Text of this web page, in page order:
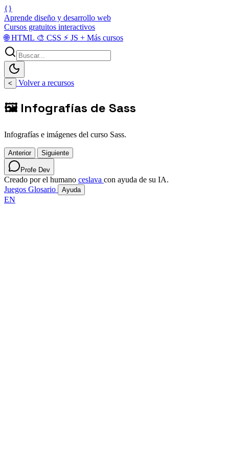
{}
Aprende diseño y desarrollo web
Cursos gratuitos interactivos
🌐HTML 🎨 CSS ⚡ JS + Más cursos
< Volver a recursos
🖼️ Infografías de Sass
Infografías e imágenes del curso Sass.
Anterior Siguiente
Profe Dev
Creado por el humano ceslava con ayuda de su IA.
Juegos Glosario Ayuda
EN